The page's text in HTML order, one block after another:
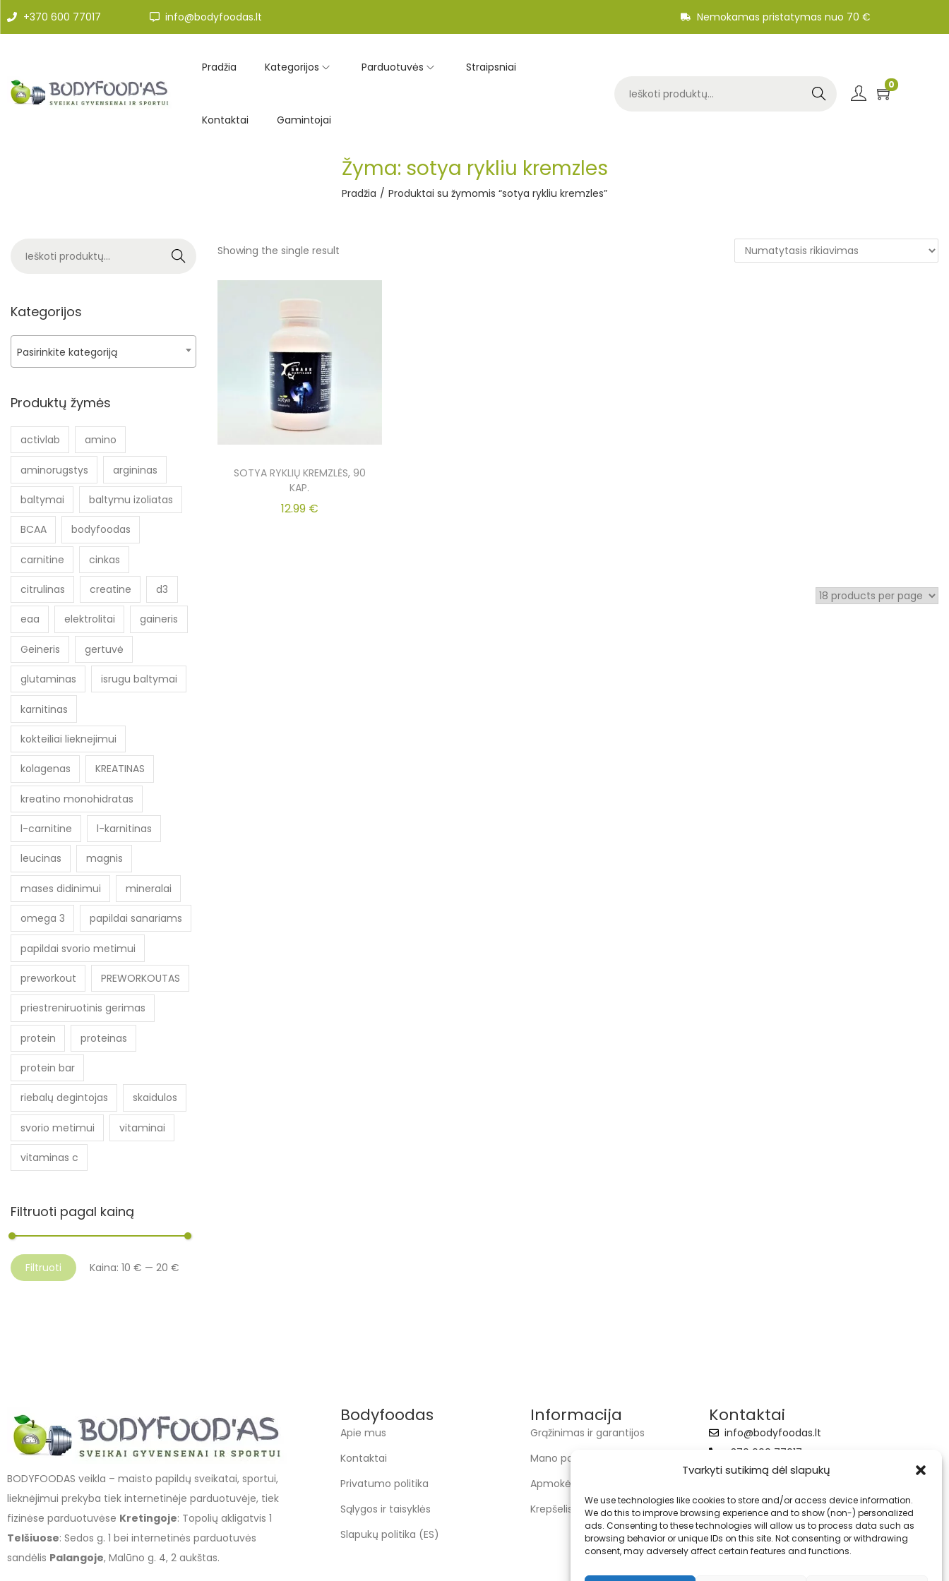
Tvarkyti sutikimą dėl slapukų
We use technologies like cookies to store and/or access device information.
We do this to improve browsing experience and to show (non-) personalized
ads. Consenting to these technologies will allow us to process data such as
browsing behavior or unique IDs on this site. Not consenting or withdrawing
consent, may adversely affect certain features and functions.
+370 600 77017 info@bodyfoodas.lt Nemokamas pristatymas nuo 70 €
Pradžia Kategorijos Parduotuvės Straipsniai
Kontaktai Gamintojai
Search
0
Žyma: sotya rykliu kremzles
Pradžia / Produktai su žymomis “sotya rykliu kremzles”
Showing the single result
SOTYA RYKLIŲ KREMZLĖS, 90
KAP.
12.99 €
Search
Kategorijos
Pasirinkite kategoriją
Produktų žymės
activlab amino
aminorugstys argininas
baltymai baltymu izoliatas
BCAA bodyfoodas
carnitine cinkas
citrulinas creatine d3
eaa elektrolitai gaineris
Geineris gertuvė
glutaminas isrugu baltymai
karnitinas
kokteiliai lieknejimui
kolagenas KREATINAS
kreatino monohidratas
l-carnitine l-karnitinas
leucinas magnis
mases didinimui mineralai
omega 3 papildai sanariams
papildai svorio metimui
preworkout PREWORKOUTAS
priestreniruotinis gerimas
protein proteinas
protein bar
riebalų degintojas skaidulos
svorio metimui vitaminai
vitaminas c
Filtruoti pagal kainą
Filtruoti Kaina: 10 € — 20 €
BODYFOODAS veikla – maisto papildų sveikatai, sportui,
lieknėjimui prekyba tiek internetinėje parduotuvėje, tiek
fizinėse parduotuvėse Kretingoje: Topolių akligatvis 1
Telšiuose: Sedos g. 1 bei internetinės parduotuvės
sandėlis Palangoje, Malūno g. 4, 2 aukštas.
Bodyfoodas
Apie mus
Kontaktai
Privatumo politika
Sąlygos ir taisyklės
Slapukų politika (ES)
Informacija
Grąžinimas ir garantijos
Mano paskyra
Apmokėjimas
Krepšelis
Kontaktai
info@bodyfoodas.lt
+370 600 77017